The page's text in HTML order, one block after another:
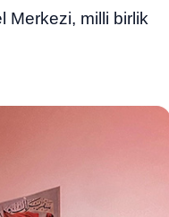
Merkezi, milli birlik